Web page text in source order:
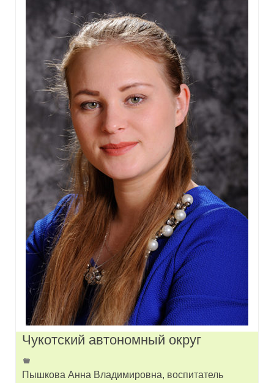
Чукотский автономный округ
Пышкова Анна Владимировна, воспитатель